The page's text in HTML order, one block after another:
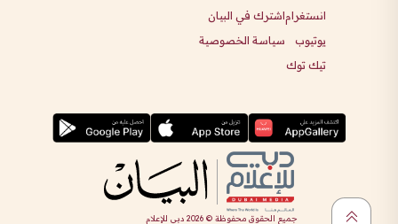
انستغرام
يوتيوب
تيك توك
اشترك في البيان
سياسة الخصوصية
جميع الحقوق محفوظة ©2026 دبي للإعلام